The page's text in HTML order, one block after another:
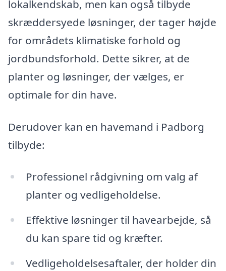
lokalkendskab, men kan også tilbyde
skræddersyede løsninger, der tager højde
for områdets klimatiske forhold og
jordbundsforhold. Dette sikrer, at de
planter og løsninger, der vælges, er
optimale for din have.
Derudover kan en havemand i Padborg
tilbyde:
Professionel rådgivning om valg af
planter og vedligeholdelse.
Effektive løsninger til havearbejde, så
du kan spare tid og kræfter.
Vedligeholdelsesaftaler, der holder din